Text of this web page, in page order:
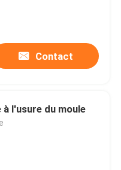
Contact
à l'usure du moule